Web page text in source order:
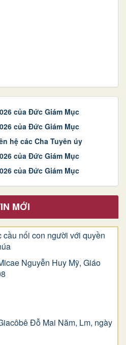
của Đức Giám Mục
của Đức Giám Mục
hệ các Cha Tuyên úy
của Đức Giám Mục
của Đức Giám Mục
MỚI
nối con người với quyền
Nguyễn Huy Mỹ, Giáo
Ðỗ Mai Năm, Lm, ngày